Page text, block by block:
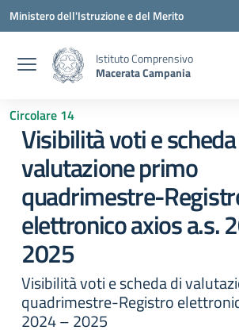
Vai ai contenuti
Vai al menu di navigazione
Vai al footer
Ministero dell'Istruzione e del Merito
Istituto Comprensivo
Macerata Campania
Circolare 14
Visibilità voti e
valutazione primo
quadrimestre-
elettronico axios a.s.
2025
Visibilità voti e scheda di
quadrimestre-Registro
2024 – 2025